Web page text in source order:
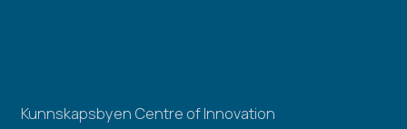
Kunnskapsbyen Centre of Innovation